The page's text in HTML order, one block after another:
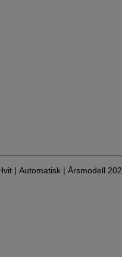
| Automatisk | Årsmodell